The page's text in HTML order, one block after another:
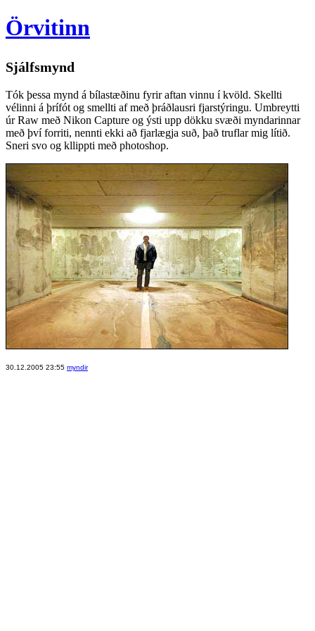
Örvitinn
Sjálfsmynd
Tók þessa mynd á bílastæðinu fyrir aftan vinnu í kvöld. Skellti
vélinni á þrífót og smellti af með þráðlausri fjarstýringu. Umbreytti
úr Raw með Nikon Capture og ýsti upp dökku svæði myndarinnar
með því forriti, nennti ekki að fjarlægja suð, það truflar mig lítið.
Sneri svo og kllippti með photoshop.
30.12.2005 23:55 myndir